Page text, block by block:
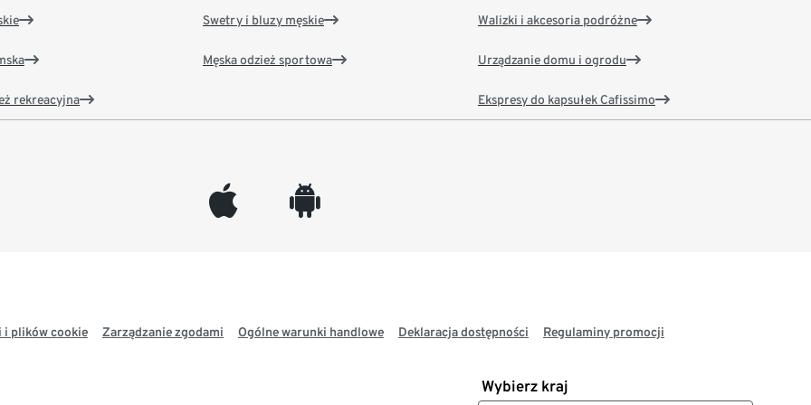
rekreacyjna
Swetry i bluzy męskie
Męska odzież sportowa
Walizki i akcesoria podróżne
Urządzanie domu i ogrodu
Ekspresy do kapsułek Cafissimo
appleinc android
i plików cookie Zarządzanie zgodami Ogólne warunki handlowe Deklaracja dostępności Regulaminy promocji
Wybierz kraj